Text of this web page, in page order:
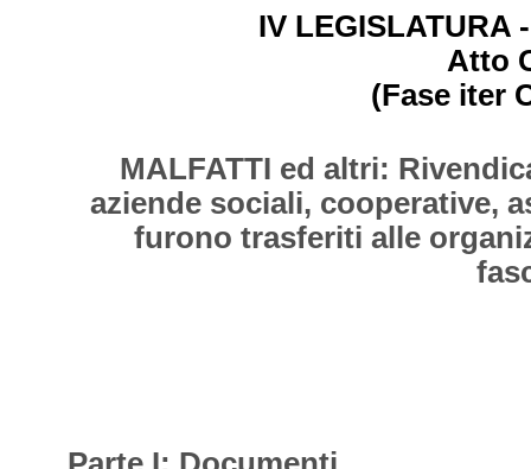
IV LEGISLATURA
Atto
(Fase iter
MALFATTI ed altri:
aziende sociali, cooperative,
furono trasferiti alle